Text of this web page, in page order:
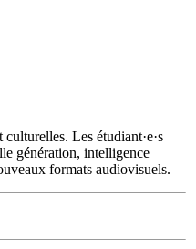
Les étudiant·e·s
génération, intelligence
formats audiovisuels.